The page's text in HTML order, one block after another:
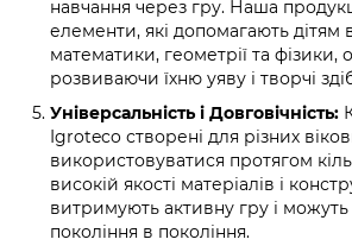
навчання через гру. Наша
елементи, які допомагають дітям
математики, геометрії та фізики,
розвиваючи їхню уяву і творчі
Універсальність і Довговічність:
Igroteco створені для різних
використовуватися протягом
високій якості матеріалів і
витримують активну гру і
покоління в покоління.